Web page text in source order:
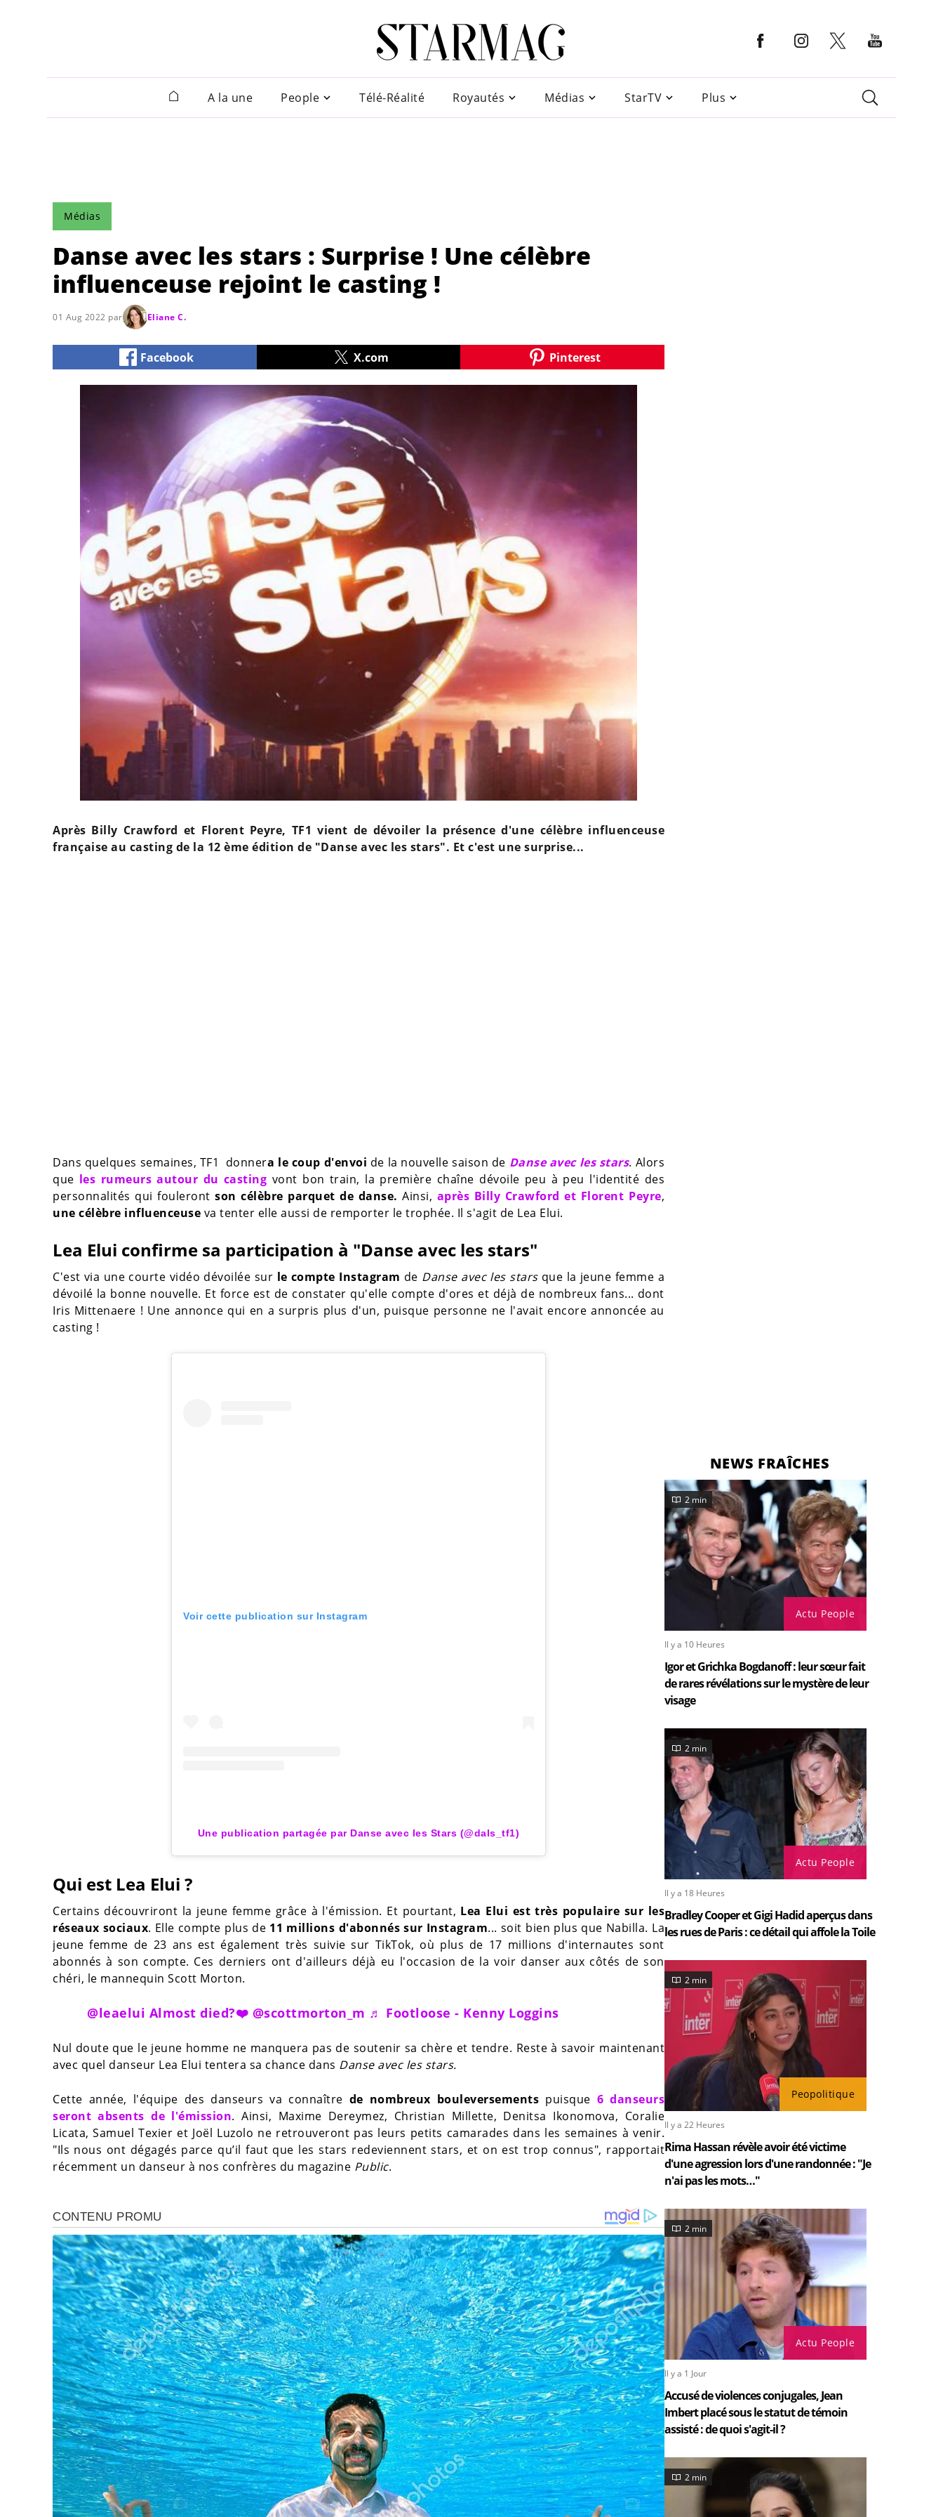
A la une People Télé-Réalité Royautés Médias StarTV Plus
Médias
Danse avec les stars : Surprise ! Une célèbre
influenceuse rejoint le casting !
01 Aug 2022 par Eliane C.
Facebook X.com Pinterest
Après Billy Crawford et Florent Peyre, TF1 vient de dévoiler la présence d'une célèbre influenceuse
française au casting de la 12 ème édition de "Danse avec les stars". Et c'est une surprise...
Dans quelques semaines, TF1 donnera le coup d'envoi de la nouvelle saison de Danse avec les stars. Alors
que les rumeurs autour du casting vont bon train, la première chaîne dévoile peu à peu l'identité des
personnalités qui fouleront son célèbre parquet de danse. Ainsi, après Billy Crawford et Florent Peyre,
une célèbre influenceuse va tenter elle aussi de remporter le trophée. Il s'agit de Lea Elui.
Lea Elui confirme sa participation à "Danse avec les stars"
C'est via une courte vidéo dévoilée sur le compte Instagram de Danse avec les starsque la jeune femme a
dévoilé la bonne nouvelle. Et force est de constater qu'elle compte d'ores et déjà de nombreux fans... dont
Iris Mittenaere ! Une annonce qui en a surpris plus d'un, puisque personne ne l'avait encore annoncée au
casting !
Voir cette publication sur Instagram
Une publication partagée par Danse avec les Stars (@dals_tf1)
Qui est Lea Elui ?
Certains découvriront la jeune femme grâce à l'émission. Et pourtant, Lea Elui est très populaire sur les
réseaux sociaux. Elle compte plus de 11 millions d'abonnés sur Instagram... soit bien plus que Nabilla. La
jeune femme de 23 ans est également très suivie sur TikTok, où plus de 17 millions d'internautes sont
abonnés à son compte. Ces derniers ont d'ailleurs déjà eu l'occasion de la voir danser aux côtés de son
chéri, le mannequin Scott Morton.
@leaelui Almost died?❤️ @scottmorton_m ♬ Footloose - Kenny Loggins
Nul doute que le jeune homme ne manquera pas de soutenir sa chère et tendre. Reste à savoir maintenant
avec quel danseur Lea Elui tentera sa chance dans Danse avec les stars.
Cette année, l'équipe des danseurs va connaître de nombreux bouleversements puisque 6 danseurs
seront absents de l'émission. Ainsi, Maxime Dereymez, Christian Millette, Denitsa Ikonomova, Coralie
Licata, Samuel Texier et Joël Luzolo ne retrouveront pas leurs petits camarades dans les semaines à venir.
"Ils nous ont dégagés parce qu’il faut que les stars redeviennent stars, et on est trop connus", rapportait
récemment un danseur à nos confrères du magazine Public.
NEWS FRAÎCHES
Actu People
2 min
Il y a 10 Heures
Igor et Grichka Bogdanoff : leur sœur fait
de rares révélations sur le mystère de leur
visage
Actu People
2 min
Il y a 18 Heures
Bradley Cooper et Gigi Hadid aperçus dans
les rues de Paris : ce détail qui affole la Toile
Peopolitique
2 min
Il y a 22 Heures
Rima Hassan révèle avoir été victime
d'une agression lors d'une randonnée : "Je
n'ai pas les mots…"
Actu People
2 min
Il y a 1 Jour
Accusé de violences conjugales, Jean
Imbert placé sous le statut de témoin
assisté : de quoi s'agit-il ?
2 min